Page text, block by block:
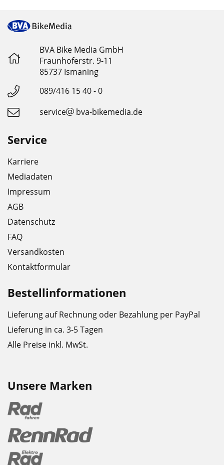
BVA Bike Media GmbH
Fraunhoferstr. 9-11
85737 Ismaning
089/416 15 40 - 0
service
bva-bikemedia.de
Service
Karriere
Mediadaten
Impressum
AGB
Datenschutz
FAQ
Versandkosten
Kontaktformular
Bestellinformationen
Lieferung auf Rechnung oder Bezahlung per PayPal
Lieferung in ca. 3-5 Tagen
Alle Preise inkl. MwSt.
Unsere Marken